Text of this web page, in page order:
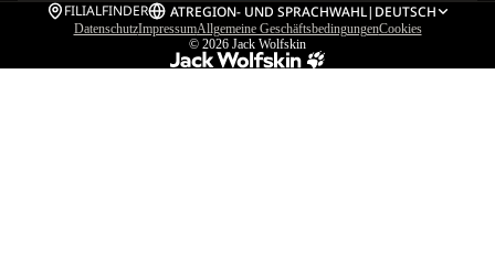
FILIALFINDER ATREGION- UND SPRACHWAHL| DEUTSCH
DatenschutzImpressumAllgemeine GeschäftsbedingungenCookies
© 2026 Jack Wolfskin